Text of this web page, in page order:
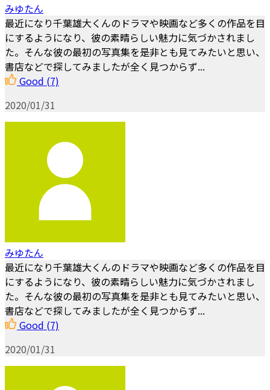
みゆたん
最近になり千葉雄大くんのドラマや映画など多くの作品を目
にするようになり、彼の素晴らしい魅力に気づかされまし
た。そんな彼の最初の写真集を是非とも見てみたいと思い、
書店などで探してみましたが全く見つからず...
Good (7)
2020/01/31
みゆたん
最近になり千葉雄大くんのドラマや映画など多くの作品を目
にするようになり、彼の素晴らしい魅力に気づかされまし
た。そんな彼の最初の写真集を是非とも見てみたいと思い、
書店などで探してみましたが全く見つからず...
Good (7)
2020/01/31